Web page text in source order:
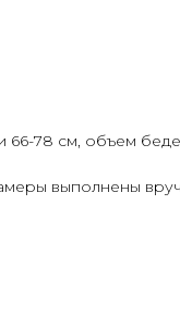
66-78 см, объем
выполнены